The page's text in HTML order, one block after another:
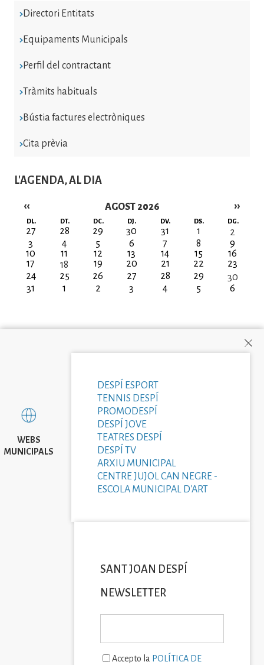
Directori Entitats
Equipaments Municipals
Perfil del contractant
Tràmits habituals
Bústia factures electròniques
Cita prèvia
L'AGENDA, AL DIA
AGOST 2026
Paginació
‹‹ ››
DL. DT. DC. DJ. DV. DS. DG.
27 28 29 30 31 1
2
3
4 5 6 7 8
9
10
11 12 13 14 15
16
17
18 19 20 21 22
23
24
25 26 27 28 29
30
31
1 2 3 4 5 6
WEBS
MUNICIPALS
DESPÍ ESPORT
TENNIS DESPÍ
PROMODESPÍ
DESPÍ JOVE
TEATRES DESPÍ
DESPÍ TV
ARXIU MUNICIPAL
CENTRE JUJOL CAN NEGRE -
ESCOLA MUNICIPAL D'ART
SANT JOAN DESPÍ
NEWSLETTER
Accepto la POLÍTICA DE